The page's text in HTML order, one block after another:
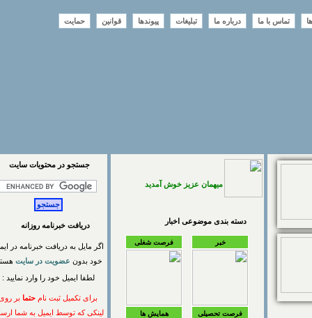
تماس با ما درباره ما تبلیغات پیوندها قوانین حمایت
میهمان عزیز خوش آمدید
دسته بندی موضوعی اخبار
فرصت شغلی
فرصت تحصیلی همایش ها
جستجو در محتويات سايت
دریافت خبرنامه روزانه
اگر مایل به دریافت خبرنامه در ایمیل
خود بدونعضویت در سایتهستید
لطفا ایمیل خود را وارد نمایید :
برای تکمیل ثبت نام حتمابر روی
لینکی که توسط ایمیل به شما ارسال